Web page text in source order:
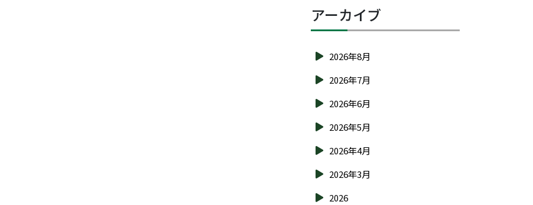
アーカイブ
2026年8月
2026年7月
2026年6月
2026年5月
2026年4月
2026年3月
2026